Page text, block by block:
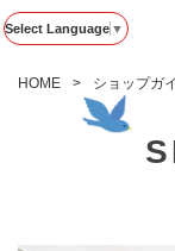
Select Language ▼
HOME ショップガ